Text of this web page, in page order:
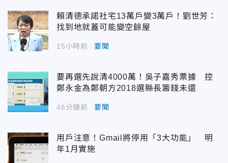
賴清德承諾社宅13萬戶變3萬戶！劉世芳：
找到地就蓋可能變空餘屋
15小時前 要聞
要再選先說清4000萬！吳子嘉秀票據 控
鄭永金為鄭朝方2018選縣長籌錢未還
46分鐘前 要聞
用戶注意！Gmail將停用「3大功能」 明
年1月實施